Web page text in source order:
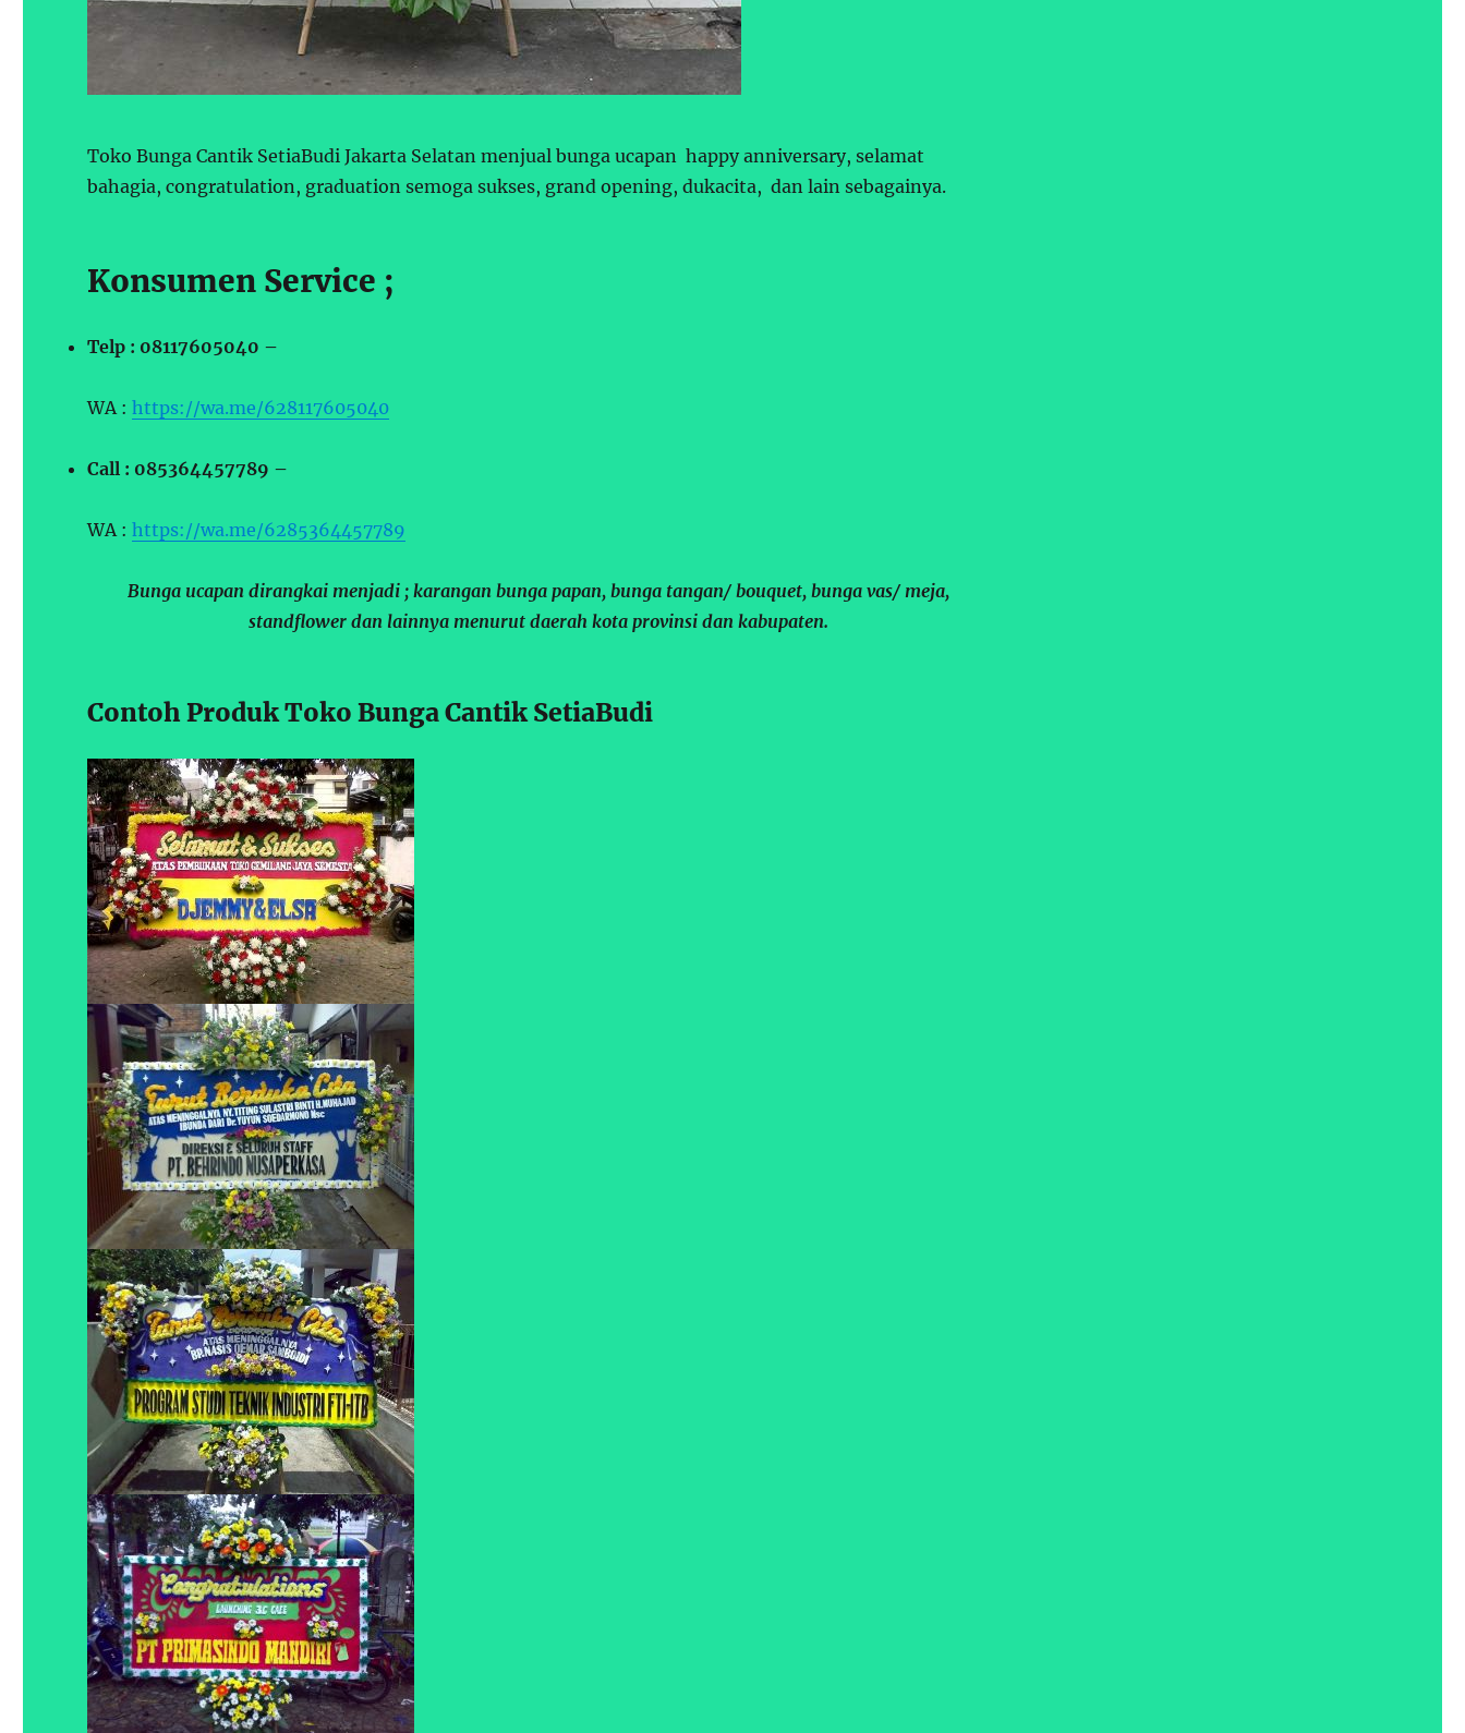
Toko Bunga Cantik SetiaBudi Jakarta Selatan menjual bunga ucapan happy anniversary, selamat
bahagia, congratulation, graduation semoga sukses, grand opening, dukacita, dan lain sebagainya.
Konsumen Service ;
Telp : 08117605040 –
WA :https://wa.me/628117605040
Call : 085364457789 –
WA :https://wa.me/6285364457789
Bunga ucapan dirangkai menjadi ; karangan bunga papan, bunga tangan/ bouquet, bunga vas/ meja,
standflower dan lainnya menurut daerah kota provinsi dan kabupaten.
Contoh Produk Toko Bunga Cantik SetiaBudi